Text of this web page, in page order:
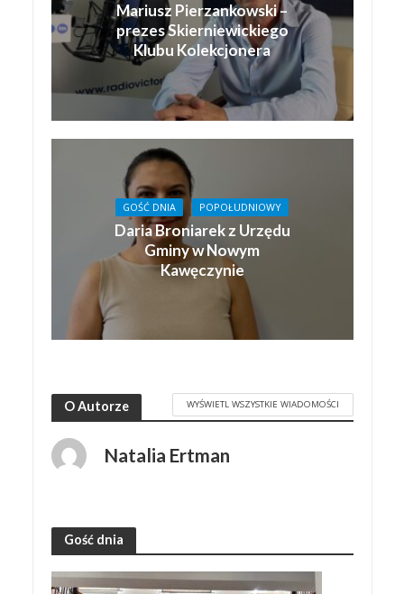
Mariusz Pierzankowski –
prezes Skierniewickiego
Klubu Kolekcjonera
GOŚĆ DNIA POPOŁUDNIOWY
Daria Broniarek z Urzędu
Gminy w Nowym
Kawęczynie
O Autorze WYŚWIETL WSZYSTKIE WIADOMOŚCI
Natalia Ertman
Gość dnia